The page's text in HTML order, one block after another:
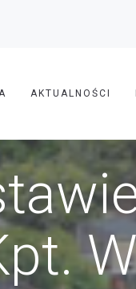
AKTUALNOŚCI